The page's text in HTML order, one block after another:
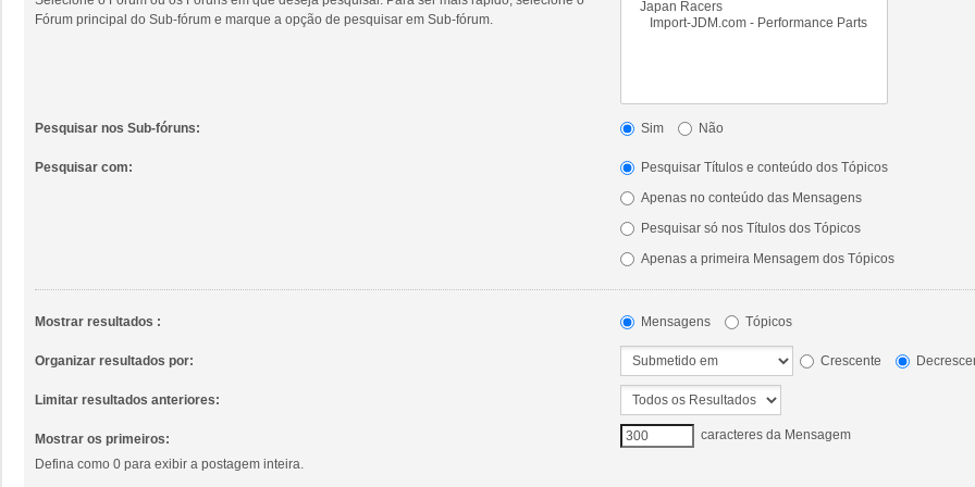
Fórum principal do Sub-fórum e marque a opção de pesquisar em Sub-fórum.
Pesquisar nos Sub-fóruns: Sim Não
Pesquisar com:
Pesquisar Títulos e conteúdo dos Tópicos
Apenas no conteúdo das Mensagens
Pesquisar só nos Títulos dos Tópicos
Apenas a primeira Mensagem dos Tópicos
Mostrar resultados : Mensagens Tópicos
Organizar resultados por: Crescente
Limitar resultados anteriores:
Mostrar os primeiros:
Defina como 0 para exibir a postagem inteira.
caracteres da Mensagem